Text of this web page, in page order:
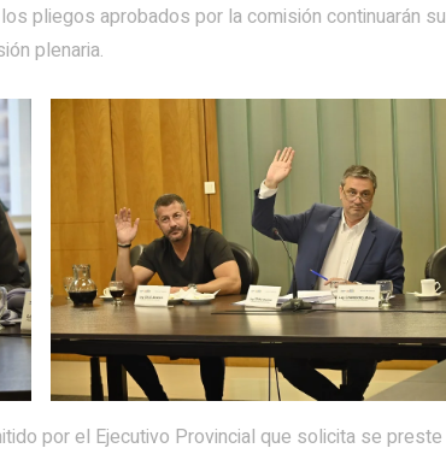
pliegos aprobados por la comisión continuarán su
plenaria.
por el Ejecutivo Provincial que solicita se preste